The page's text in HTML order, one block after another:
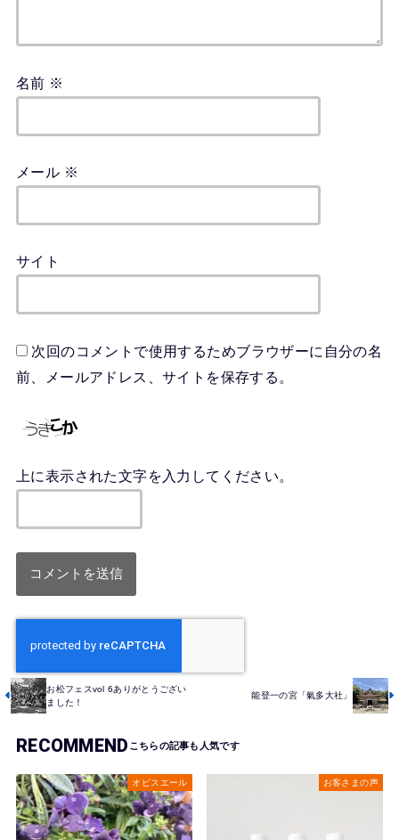
名前 ※
メール ※
サイト
次回のコメントで使用するためブラウザーに自分の名
前、メールアドレス、サイトを保存する。
上に表示された文字を入力してください。
お松フェスvol 6ありがとうござい
ました！
能登一の宮「氣多大社」
RECOMMEND
オピスエール お客さまの声